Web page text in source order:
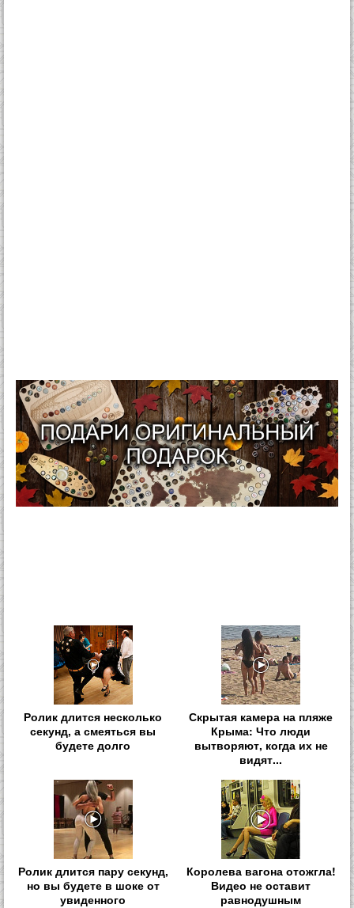
Ролик длится несколько
секунд, а смеяться вы
будете долго
Скрытая камера на пляже
Крыма: Что люди
вытворяют, когда их не
видят...
Ролик длится пару секунд,
но вы будете в шоке от
увиденного
Королева вагона отожгла!
Видео не оставит
равнодушным